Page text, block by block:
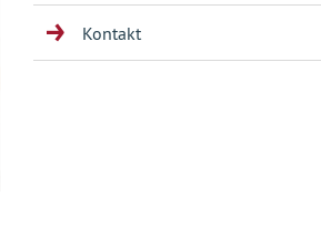
Kontakt